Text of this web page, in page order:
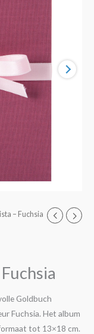
– Fuchsia
Goldbuch
Fuchsia. Het album
tot 13×18 cm.